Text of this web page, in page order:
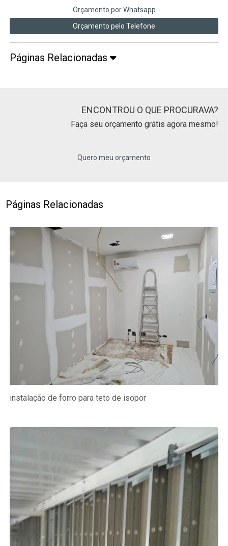
Orçamento por Whatsapp
Orçamento pelo Telefone
Páginas Relacionadas
ENCONTROU O QUE PROCURAVA?
Faça seu orçamento grátis agora mesmo!
Quero meu orçamento
Páginas Relacionadas
instalação de forro para teto de isopor